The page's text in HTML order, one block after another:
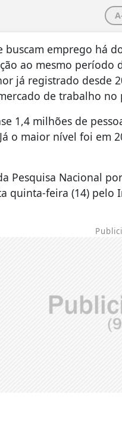
buscam emprego há
ao mesmo período
já registrado desde
de trabalho no
1,4 milhões de
o maior nível foi em
Pesquisa Nacional
quinta-feira (14) pelo